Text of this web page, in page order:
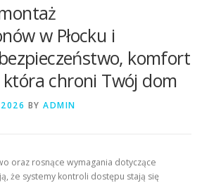
Z KAMERĄ BLOG
EN
w Płocku i
komfort
chroni Twój dom
BY ADMIN
oraz rosnące wymagania dotyczące
że systemy kontroli dostępu stają się